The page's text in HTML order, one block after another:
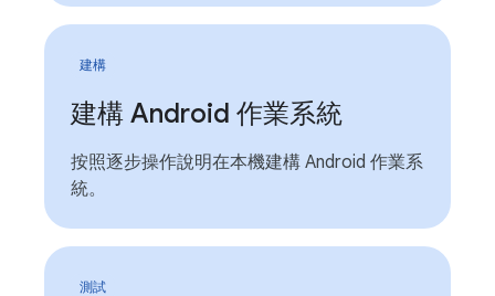
建構
建構 Android 作業系統
按照逐步操作說明在本機建構 Android 作業系
統。
測試